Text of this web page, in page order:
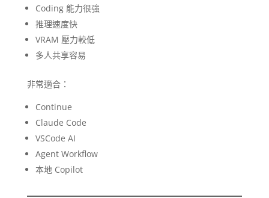
Coding 能力很強
推理速度快
VRAM 壓力較低
多人共享容易
非常適合：
Continue
Claude Code
VSCode AI
Agent Workflow
本地 Copilot